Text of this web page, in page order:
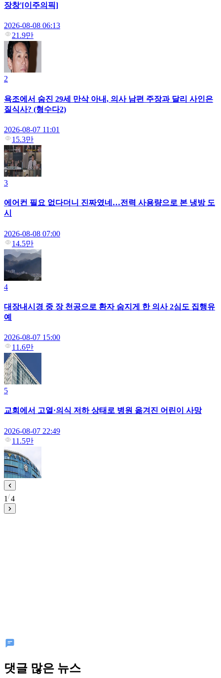
장창'[이주의픽]
2026-08-08 06:13
21.9만
2
욕조에서 숨진 29세 만삭 아내, 의사 남편 주장과 달리 사인은
질식사? (형수다2)
2026-08-07 11:01
15.3만
3
에어컨 필요 없다더니 진짜였네…전력 사용량으로 본 냉방 도
시
2026-08-08 07:00
14.5만
4
대장내시경 중 장 천공으로 환자 숨지게 한 의사 2심도 집행유
예
2026-08-07 15:00
11.6만
5
교회에서 고열·의식 저하 상태로 병원 옮겨진 어린이 사망
2026-08-07 22:49
11.5만
1 4
댓글 많은 뉴스